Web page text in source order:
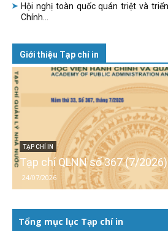
Hội nghị toàn quốc quán triệt và
Chính...
Giới thiệu Tạp chí in
TẠP CHÍ IN
Tạp chí QLNN số 367 (7/2026)
24/07/2026
Tổng mục lục Tạp chí in